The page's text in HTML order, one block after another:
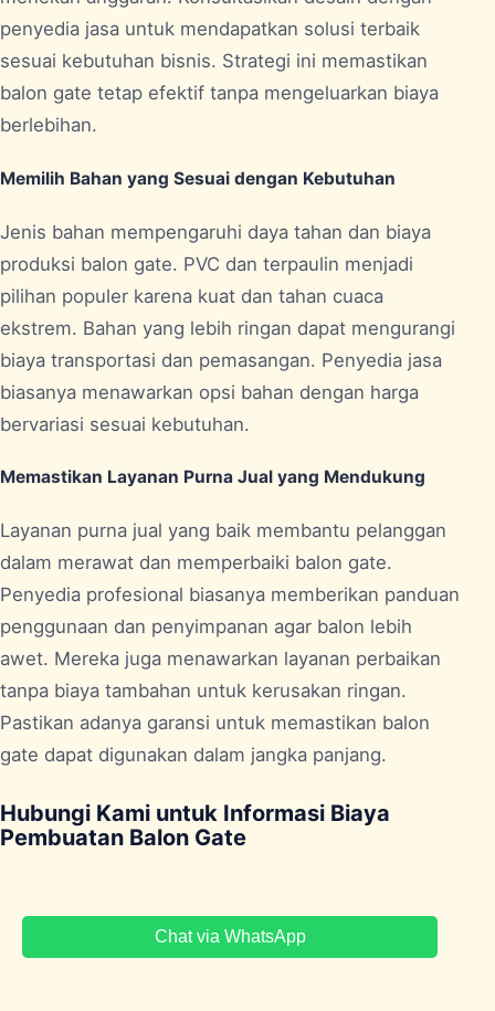
penyedia jasa untuk mendapatkan solusi terbaik
sesuai kebutuhan bisnis. Strategi ini memastikan
balon gate tetap efektif tanpa mengeluarkan biaya
berlebihan.
Memilih Bahan yang Sesuai dengan Kebutuhan
Jenis bahan mempengaruhi daya tahan dan biaya
produksi balon gate. PVC dan terpaulin menjadi
pilihan populer karena kuat dan tahan cuaca
ekstrem. Bahan yang lebih ringan dapat mengurangi
biaya transportasi dan pemasangan. Penyedia jasa
biasanya menawarkan opsi bahan dengan harga
bervariasi sesuai kebutuhan.
Memastikan Layanan Purna Jual yang Mendukung
Layanan purna jual yang baik membantu pelanggan
dalam merawat dan memperbaiki balon gate.
Penyedia profesional biasanya memberikan panduan
penggunaan dan penyimpanan agar balon lebih
awet. Mereka juga menawarkan layanan perbaikan
tanpa biaya tambahan untuk kerusakan ringan.
Pastikan adanya garansi untuk memastikan balon
gate dapat digunakan dalam jangka panjang.
Hubungi Kami untuk Informasi Biaya
Pembuatan Balon Gate
Chat via WhatsApp